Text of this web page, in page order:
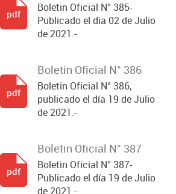
Boletin Oficial N° 385-
Publicado el dia 02 de Julio
de 2021.-
pdf
Boletin Oficial N° 386
Boletin Oficial N° 386,
publicado el día 19 de Julio
de 2021.-
pdf
Boletin Oficial N° 387
Boletin Oficial N° 387-
Publicado el día 19 de Julio
de 2021.-
pdf